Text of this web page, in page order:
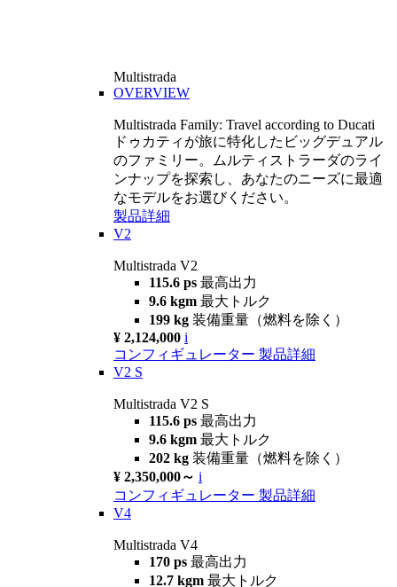
Multistrada
OVERVIEW
Multistrada Family: Travel according to Ducati
ドゥカティが旅に特化したビッグデュアル
のファミリー。ムルティストラーダのライ
ンナップを探索し、あなたのニーズに最適
なモデルをお選びください。
製品詳細
V2
Multistrada V2
115.6 ps 最高出力
9.6 kgm 最大トルク
199 kg 装備重量（燃料を除く）
¥ 2,124,000 i
コンフィギュレーター 製品詳細
V2 S
Multistrada V2 S
115.6 ps 最高出力
9.6 kgm 最大トルク
202 kg 装備重量（燃料を除く）
¥ 2,350,000～ i
コンフィギュレーター 製品詳細
V4
Multistrada V4
170 ps 最高出力
12.7 kgm 最大トルク